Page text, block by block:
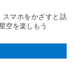
マホをかざすと話
空を楽しもう